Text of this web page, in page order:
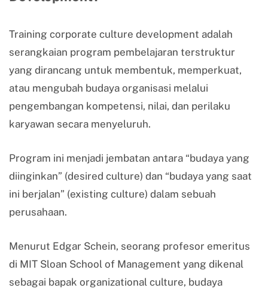
Training corporate culture development adalah
serangkaian program pembelajaran terstruktur
yang dirancang untuk membentuk, memperkuat,
atau mengubah budaya organisasi melalui
pengembangan kompetensi, nilai, dan perilaku
karyawan secara menyeluruh.
Program ini menjadi jembatan antara “budaya yang
diinginkan” (desired culture) dan “budaya yang saat
ini berjalan” (existing culture) dalam sebuah
perusahaan.
Menurut Edgar Schein, seorang profesor emeritus
di MIT Sloan School of Management yang dikenal
sebagai bapak organizational culture, budaya